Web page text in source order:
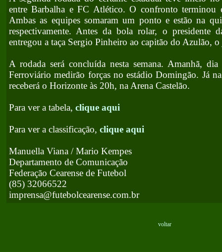
entre Barbalha e FC Atlético. O confronto terminou
Ambas as equipes somaram um ponto e estão na
respectivamente. Antes da bola rolar, o presidente
entregou a taça Sergio Pinheiro ao capitão do Azulão,
A rodada será concluída nesta semana. Amanhã,
Ferroviário medirão forças no estádio Domingão. Já
receberá o Horizonte às 20h, na Arena Castelão.
Para ver a tabela, clique aqui
Para ver a classificação, clique aqui
Manuella Viana / Mario Kempes
Departamento de Comunicação
Federação Cearense de Futebol
(85) 32066522
imprensa@futebolcearense.com.br
voltar